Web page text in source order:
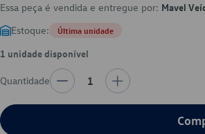
Essa peça é vendida e entregue por: Mavel
Estoque: Última unidade
1 unidade disponível
Quantidade 1